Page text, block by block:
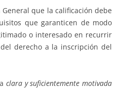
que la calificación debe
que garanticen de modo
o interesado en recurrir
derecho a la inscripción del
clara y suficientemente motivada